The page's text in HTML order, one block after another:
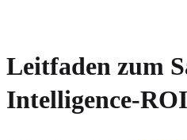
Leitfaden zum
Intelligence-